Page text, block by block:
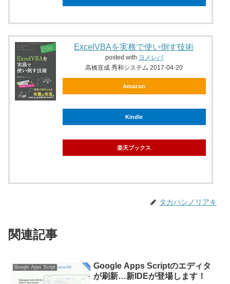
ExcelVBAを実務で使い倒す技術
posted with ヨメレバ
高橋宣成 秀和システム 2017-04-20
Amazon
Kindle
楽天ブックス
タカハシノリアキ
関連記事
Google Apps Script
Google Apps Scriptのエディタ
が刷新…新IDEが登場します！